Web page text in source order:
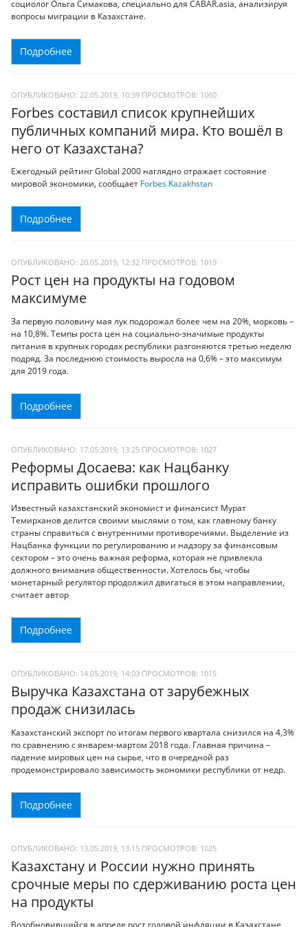
социолог Ольга Симакова, специально для CABAR.asia, анализируя
вопросы миграции в Казахстане.
Подробнее
ОПУБЛИКОВАНО: 22.05.2019, 10:39 ПРОСМОТРОВ: 1060
Forbes составил список крупнейших
публичных компаний мира. Кто вошёл в
него от Казахстана?
Ежегодный рейтинг Global 2000 наглядно отражает состояние
мировой экономики, сообщает Forbes Kazakhstan
Подробнее
ОПУБЛИКОВАНО: 20.05.2019, 12:32 ПРОСМОТРОВ: 1019
Рост цен на продукты на годовом
максимуме
За первую половину мая лук подорожал более чем на 20%, морковь –
на 10,8%. Темпы роста цен на социально-значимые продукты
питания в крупных городах республики разгоняются третью неделю
подряд. За последнюю стоимость выросла на 0,6% – это максимум
для 2019 года.
Подробнее
ОПУБЛИКОВАНО: 17.05.2019, 13:25 ПРОСМОТРОВ: 1027
Реформы Досаева: как Нацбанку
исправить ошибки прошлого
Известный казахстанский экономист и финансист Мурат
Темирханов делится своими мыслями о том, как главному банку
страны справиться с внутренними противоречиями. Выделение из
Нацбанка функции по регулированию и надзору за финансовым
сектором – это очень важная реформа, которая не привлекла
должного внимания общественности. Хотелось бы, чтобы
монетарный регулятор продолжил двигаться в этом направлении,
считает автор
Подробнее
ОПУБЛИКОВАНО: 14.05.2019, 14:03 ПРОСМОТРОВ: 1015
Выручка Казахстана от зарубежных
продаж снизилась
Казахстанский экспорт по итогам первого квартала снизился на 4,3%
по сравнению с январем-мартом 2018 года. Главная причина –
падение мировых цен на сырье, что в очередной раз
продемонстрировало зависимость экономики республики от недр.
Подробнее
ОПУБЛИКОВАНО: 13.05.2019, 13:15 ПРОСМОТРОВ: 1025
Казахстану и России нужно принять
срочные меры по сдерживанию роста цен
на продукты